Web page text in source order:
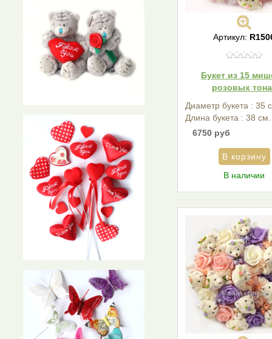
Артикул:
Букет из 15
розовых
Диаметр букета : 35
Длина букета : 38 см.
6750 руб
В наличии